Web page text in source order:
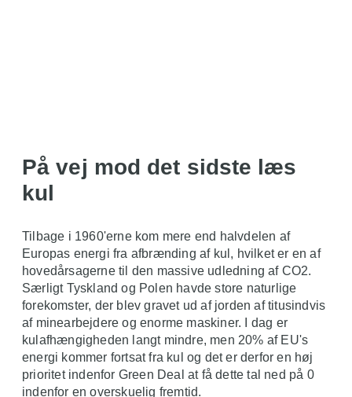
På vej mod det sidste læs
kul
Tilbage i 1960'erne kom mere end halvdelen af
Europas energi fra afbrænding af kul, hvilket er en af
hovedårsagerne til den massive udledning af CO2.
Særligt Tyskland og Polen havde store naturlige
forekomster, der blev gravet ud af jorden af titusindvis
af minearbejdere og enorme maskiner. I dag er
kulafhængigheden langt mindre, men 20% af EU's
energi kommer fortsat fra kul og det er derfor en høj
prioritet indenfor Green Deal at få dette tal ned på 0
indenfor en overskuelig fremtid.